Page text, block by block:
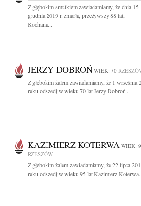
Z głębokim smutkiem zawiadamiamy, że dnia 15
grudnia 2019 r. zmarła, przeżywszy 88 lat,
Kochana...
JERZY DOBROŃ WIEK: 70
Z głębokim żalem zawiadamiamy, że 1 września
roku odszedł w wieku 70 lat Jerzy Dobroń...
KAZIMIERZ KOTERWA WIEK:
RZESZÓW
Z głebokim żalem zawiadamiamy, że 22 lipca
roku odszedł w wieku 95 lat Kazimierz